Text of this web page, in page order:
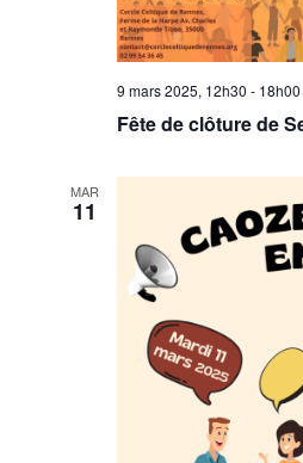
9 mars 2025, 12h30 - 18h00
Fête de clôture de
MAR
11